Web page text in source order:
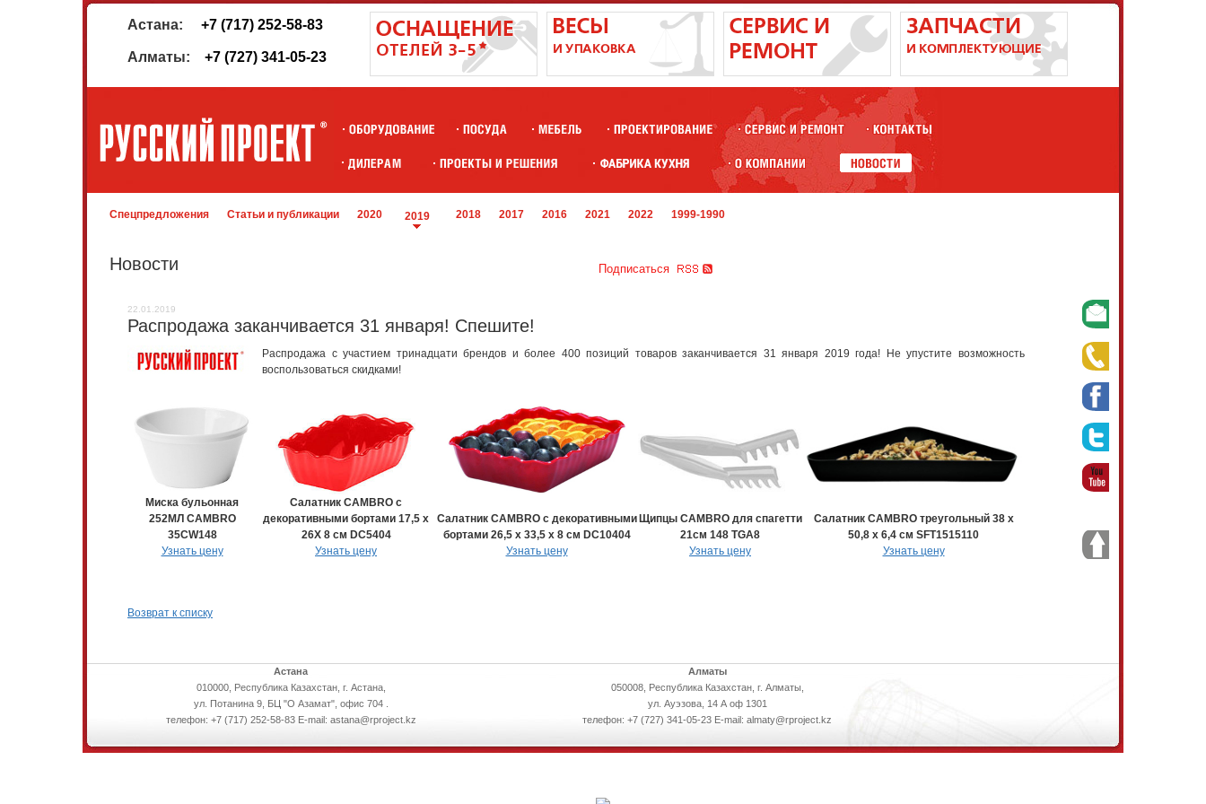
Астана: +7 (717) 252-58-83
Алматы: +7 (727) 341-05-23
Спецпредложения Статьи и публикации 2020 2019 2018 2017 2016 2021 2022 1999-1990
Новости Подписаться
22.01.2019
Распродажа заканчивается 31 января! Спешите!
Распродажа с участием тринадцати брендов и более 400 позиций товаров заканчивается 31 января 2019 года! Не упустите возможность
воспользоваться скидками!
Миска бульонная
252МЛ CAMBRO
35CW148
Узнать цену
Салатник CAMBRO с
декоративными бортами 17,5 х
26Х 8 см DC5404
Узнать цену
Салатник CAMBRO с декоративными
бортами 26,5 х 33,5 х 8 см DC10404
Узнать цену
Щипцы CAMBRO для спагетти
21см 148 TGA8
Узнать цену
Салатник CAMBRO треугольный 38 х
50,8 х 6,4 см SFT1515110
Узнать цену
Возврат к списку
Астана
010000, Республика Казахстан, г. Астана,
ул. Потанина 9, БЦ "О Азамат", офис 704 .
телефон: +7 (717) 252-58-83 E-mail: astana@rproject.kz
Алматы
050008, Республика Казахстан, г. Алматы,
ул. Ауэзова, 14 А оф 1301
телефон: +7 (727) 341-05-23 E-mail: almaty@rproject.kz